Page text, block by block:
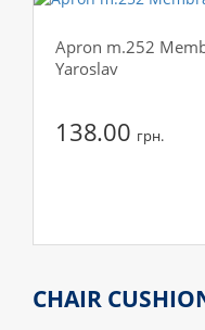
Apron m.252
Yaroslav
138.00 грн.
CHAIR